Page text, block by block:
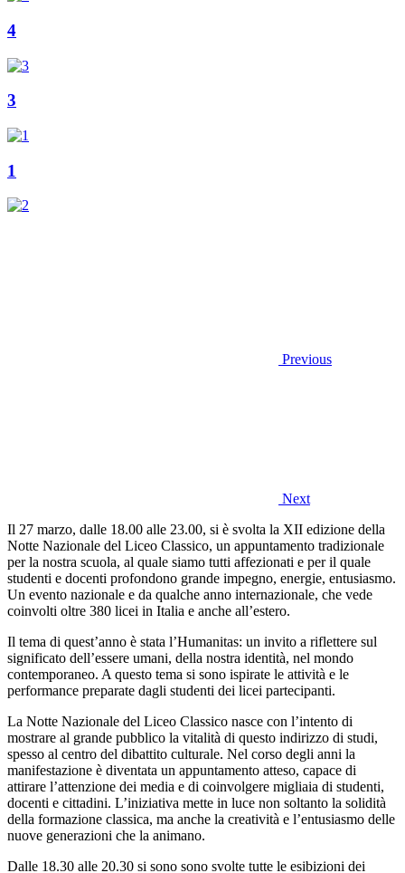
4
3
1
Previous
Next
Il 27 marzo, dalle 18.00 alle 23.00, si è svolta la XII edizione della
Notte Nazionale del Liceo Classico, un appuntamento tradizionale
per la nostra scuola, al quale siamo tutti affezionati e per il quale
studenti e docenti profondono grande impegno, energie, entusiasmo.
Un evento nazionale e da qualche anno internazionale, che vede
coinvolti oltre 380 licei in Italia e anche all’estero.
Il tema di quest’anno è stata l’Humanitas: un invito a riflettere sul
significato dell’essere umani, della nostra identità, nel mondo
contemporaneo. A questo tema si sono ispirate le attività e le
performance preparate dagli studenti dei licei partecipanti.
La Notte Nazionale del Liceo Classico nasce con l’intento di
mostrare al grande pubblico la vitalità di questo indirizzo di studi,
spesso al centro del dibattito culturale. Nel corso degli anni la
manifestazione è diventata un appuntamento atteso, capace di
attirare l’attenzione dei media e di coinvolgere migliaia di studenti,
docenti e cittadini. L’iniziativa mette in luce non soltanto la solidità
della formazione classica, ma anche la creatività e l’entusiasmo delle
nuove generazioni che la animano.
Dalle 18.30 alle 20.30 si sono sono svolte tutte le esibizioni dei